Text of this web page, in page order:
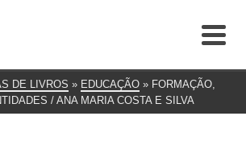
DE LIVROS » EDUCAÇÃO » FORMAÇÃO,
/ ANA MARIA COSTA E SILVA